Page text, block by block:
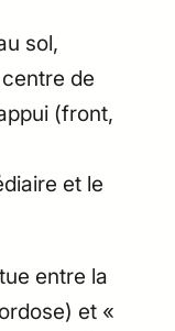
sol,
de
(front,
et le
entre la
et «